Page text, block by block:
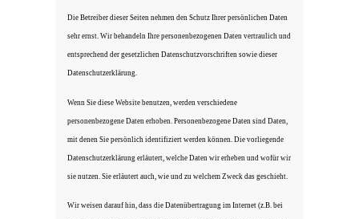
Die Betreiber dieser Seiten nehmen den Schutz Ihrer persönlichen Daten
sehr ernst. Wir behandeln Ihre personenbezogenen Daten vertraulich und
entsprechend der gesetzlichen Datenschutzvorschriften sowie dieser
Datenschutzerklärung.
Wenn Sie diese Website benutzen, werden verschiedene
personenbezogene Daten erhoben. Personenbezogene Daten sind Daten,
mit denen Sie persönlich identifiziert werden können. Die vorliegende
Datenschutzerklärung erläutert, welche Daten wir erheben und wofür wir
sie nutzen. Sie erläutert auch, wie und zu welchem Zweck das geschieht.
Wir weisen darauf hin, dass die Datenübertragung im Internet (z.B. bei